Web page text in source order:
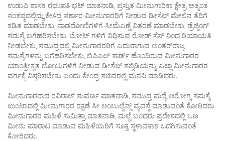
ಉಡುಪಿ ಶಾಸಕ ರಘುಪತಿ ಭಟ್ ಮಾತನಾಡಿ, ಪ್ರಸ್ತುತ ಮೀನುಗಾರಿಕಾ ಕ್ಷೇತ್ರ ಅತ್ಯಂತ
ಸಂಕಷ್ಠದಲ್ಲಿದ್ದು,ಕೇAದ್ರ ಸರ್ಕಾರ ಮೀನುಗಾರರಿಗೆ ನೀಡುವ ಡೀಸೆಲ್ ಮೇಲಿನ ತೆರಿಗೆ
ಕಡಿತ ಮಾಡಬೇಕು, ನಾಡದೋಣಿಗಳಿಗೆ ಸೀಮೆಎಣ್ಣೆ ವಿತರಣೆ ಮಾಡಬೇಕು, ಡ್ರೆಜ್ಜಿಂಗ್
ಸಮಸ್ಯೆ ಬಗೆಹರಿಸಬೇಕು, ಬೋಟ್ ಗಳಿಗೆ ವಿಧಿಸುವ ರೋಡ್ ಸೆಸ್ ನಿಂದ ರಿಯಾಯತಿ
ನೀಡಬೇಕು, ಸಮುದ್ರದಲ್ಲಿ ಮೀನುಗಾರರರಿಗೆ ಎದುರಾಗುವ ಅಂತರ್‌ರಾಜ್ಯ
ಸಮಸ್ಯೆಗಳನ್ನು ಬಗೆಹರಿಸಬೇಕು, ಬಿಪಿಎಲ್ ಕಾರ್ಡ್ ಹೊಂದಿರುವ ಮೀನುಗಾರರ
ಯಾಂತ್ರೀಕೃತ ಬೋಟುಗಳಿಗೆ ನೀಡುವ ಡೀಸೆಲ್ ಸಬ್ಸಿಡಿಯನ್ನು ಎಲ್ಲಾ ಮೀನುಗಾರರ
ವರ್ಗಕ್ಕೆ ವಿಸ್ತರಿಸಬೇಕು ಎಂದು ಕೇಂದ್ರ ಸಚಿವರಲ್ಲಿ ಮನವಿ ಮಾಡಿದರು.
ಮೀನುಗಾರರಾದ ರವಿರಾಜ್ ಸುವರ್ಣ ಮಾತನಾಡಿ, ಸಮುದ್ರ ಮಧ್ಯೆ ಆರೋಗ್ಯ ಸಮಸ್ಯೆ
ಉಂಟಾದಲ್ಲಿ ಮೀನುಗಾರರ ರಕ್ಷಣೆ ಸೀ ಆಂಬುಲೈನ್ಸ್ ವ್ಯವಸ್ಥೆ ಮಾಡುವಂತೆ ಕೋರಿದರು.
ಮೀನುಗಾರರ ಮಹಿಳೆ ಸುಮಿತ್ರಾ ಮಾತನಾಡಿ, ಮಲ್ಪೆ ಬಂದರು ಪ್ರದೇಶದಲ್ಲಿ ಒಣ
ಮೀನು ಮಾರಾಟ ಮಾಡುವ ಮಹಿಳೆಯರಿಗೆ ಸೂಕ್ತ ಸ್ಥಳಾವಕಾಶ ಒದಗಿಸುವಂತೆ
ಕೋರಿದರು.